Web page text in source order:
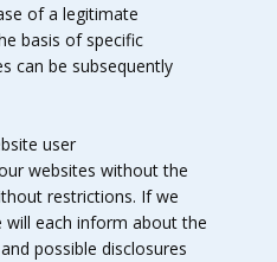
of a legitimate
basis of specific
can be subsequently
user
websites without the
restrictions. If we
each inform about the
possible disclosures